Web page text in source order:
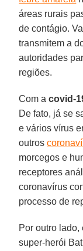
áreas rurais
de contágio.
transmitem a
autoridades
regiões.
Com acovid-
De fato, já se
e vários vírus
outros
morcegos e
receptores
coronavírus
processo de
Por outro
super-herói